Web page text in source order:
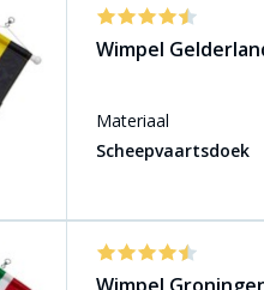
Wimpel
Materiaal
Scheepvaartsdoek